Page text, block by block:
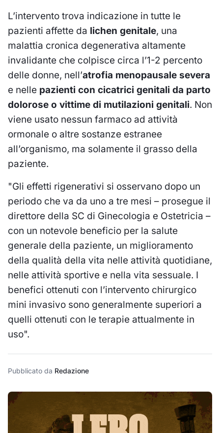
L’intervento trova indicazione in tutte le
pazienti affette da lichen genitale, una
malattia cronica degenerativa altamente
invalidante che colpisce circa l’1-2 percento
delle donne, nell’atrofia menopausale severa
e nelle pazienti con cicatrici genitali da parto
dolorose o vittime di mutilazioni genitali. Non
viene usato nessun farmaco ad attività
ormonale o altre sostanze estranee
all’organismo, ma solamente il grasso della
paziente.
"Gli effetti rigenerativi si osservano dopo un
periodo che va da uno a tre mesi – prosegue il
direttore della SC di Ginecologia e Ostetricia –
con un notevole beneficio per la salute
generale della paziente, un miglioramento
della qualità della vita nelle attività quotidiane,
nelle attività sportive e nella vita sessuale. I
benefici ottenuti con l’intervento chirurgico
mini invasivo sono generalmente superiori a
quelli ottenuti con le terapie attualmente in
uso".
Pubblicato da Redazione